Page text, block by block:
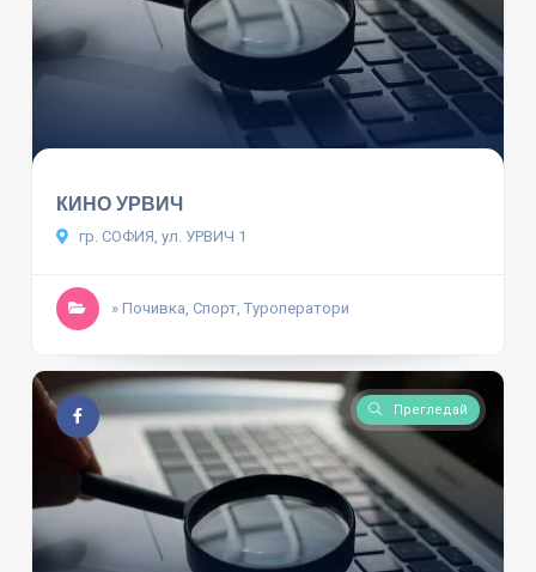
КИНО УРВИЧ
гр. СОФИЯ, ул. УРВИЧ 1
» Почивка, Спорт, Туроператори
Прегледай